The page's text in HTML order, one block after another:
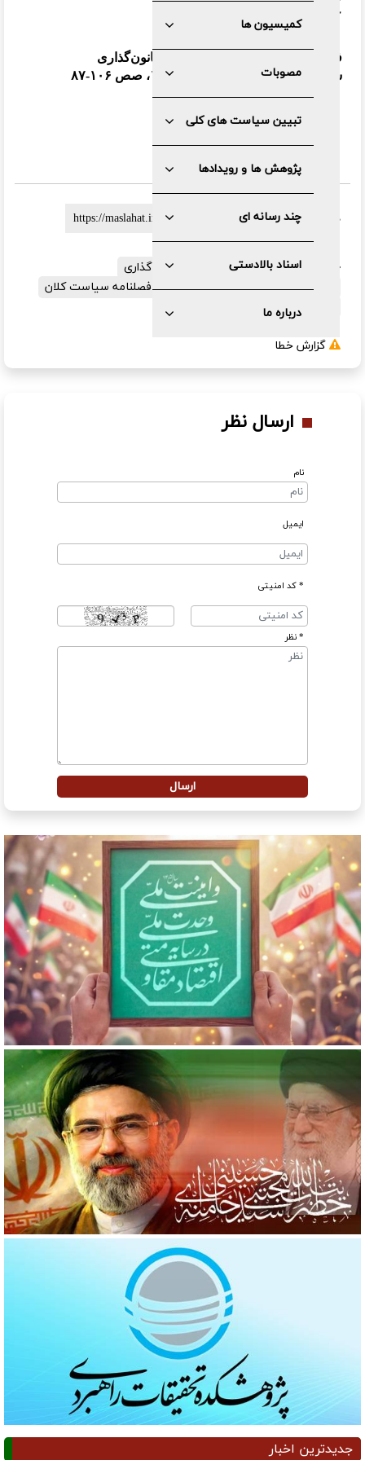
کمیسیون ها
مصوبات
تبیین سیاست های کلی
پژوهش ها و رویدادها
چند رسانه ای
اسناد بالادستی
درباره ما
کمیسیون سیاسی، دفاعی و امنیتی
فصلنامه سیاست کلان؛ ویژه نظام قانون‌گذاری
سال هفتم، شماره هشتم، پاییز ۱۳۹۸، صص ۱۰۶-۸۷
لینک کوتاه :
برچسب ها:
چالش های نظام قانون گذاری
سیاست‌های کلی نظام قانونگذاری
فصلنامه سیاست کلان
کمیسیون سیاسی دفاعی و امنیتی
گزارش خطا
ارسال نظر
نام
ایمیل
* کد امنیتی
* نظر
جدیدترین اخبار